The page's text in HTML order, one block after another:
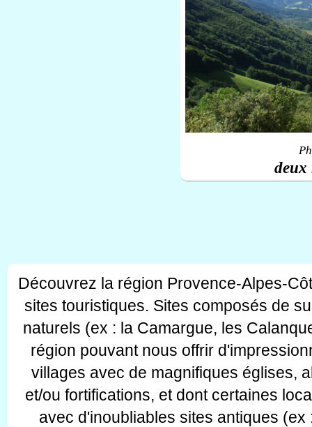
deux
Découvrez la région Provence-Alpes-
sites touristiques. Sites composés de
naturels (ex : la Camargue, les
région pouvant nous offrir
villages avec de magnifiques églises,
et/ou fortifications, et dont certaines
avec d'inoubliables sites antiques